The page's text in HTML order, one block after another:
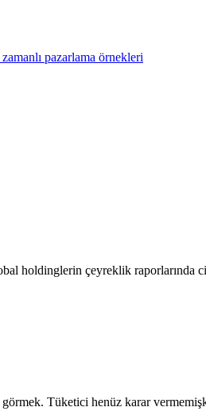
pazarlama örnekleri
holdinglerin çeyreklik raporlarında
Tüketici henüz karar